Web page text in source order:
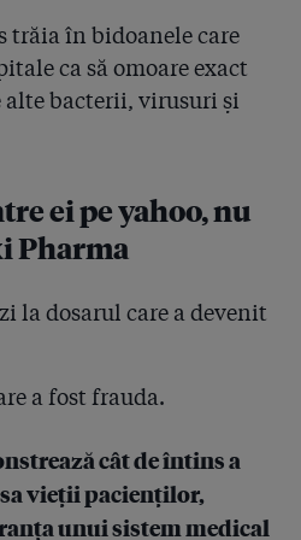
mondial Anios. SRI: "Am
despre calitatea
dezinfectanților!"
Zeitung despre criza
bacteriologică precum într-un
Welles”
acoperit dezinfectanții diluați
descoperiseră încă din
16 teste de concentrație
Icechim!
trăia în bidoanele care
ca să omoare exact
alte bacterii, virusuri și
ei pe yahoo, nu
Pharma
la dosarul care a devenit
a fost frauda.
cât de întins a
vieții pacienților,
unui sistem medical